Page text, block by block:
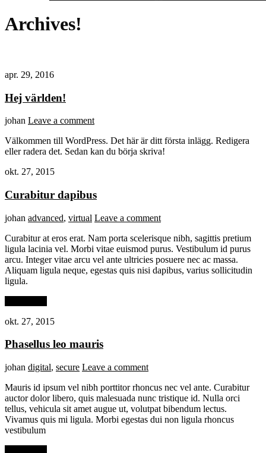
Archives!
apr. 29, 2016
Hej världen!
johan Leave a comment
Välkommen till WordPress. Det här är ditt första inlägg. Redigera
eller radera det. Sedan kan du börja skriva!
okt. 27, 2015
Curabitur dapibus
johan advanced, virtual Leave a comment
Curabitur at eros erat. Nam porta scelerisque nibh, sagittis pretium
ligula lacinia vel. Morbi vitae euismod purus. Vestibulum id purus
arcu. Integer vitae arcu vel ante ultricies posuere nec ac massa.
Aliquam ligula neque, egestas quis nisi dapibus, varius sollicitudin
ligula.
okt. 27, 2015
Phasellus leo mauris
johan digital, secure Leave a comment
Mauris id ipsum vel nibh porttitor rhoncus nec vel ante. Curabitur
auctor dolor libero, quis malesuada nunc tristique id. Nulla orci
tellus, vehicula sit amet augue ut, volutpat bibendum lectus.
Vivamus quis mi ligula. Morbi egestas dui non ligula rhoncus
vestibulum